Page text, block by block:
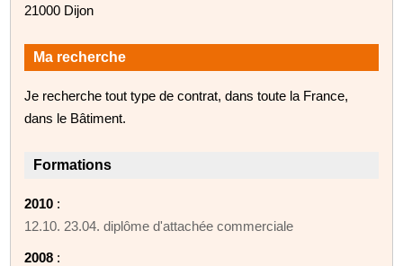
21000 Dijon
Ma recherche
Je recherche tout type de contrat, dans toute la France,
dans le Bâtiment.
Formations
2010 :
12.10. 23.04. diplôme d'attachée commerciale
2008 :